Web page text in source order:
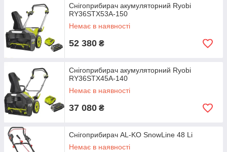
Снігоприбирач акумуляторний Ryobi
RY36STX53A-150
Немає в наявності
52 380 ₴
Снігоприбирач акумуляторний Ryobi
RY36STX45A-140
Немає в наявності
37 080 ₴
Снігоприбирач AL-KO SnowLine 48 Li
Немає в наявності